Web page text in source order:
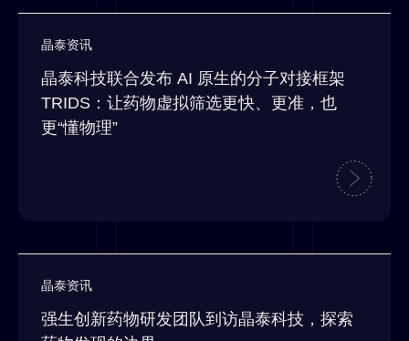
晶泰资讯
晶泰科技联合发布 AI 原生的分子对接框架
TRIDS：让药物虚拟筛选更快、更准，也
更“懂物理”
晶泰资讯
强生创新药物研发团队到访晶泰科技，探索